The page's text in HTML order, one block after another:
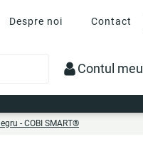
Despre noi Contact
Contul meu
- COBI SMART®